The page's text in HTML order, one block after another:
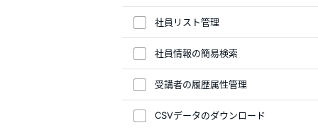
社員リスト管理
社員情報の簡易検索
受講者の履歴属性管理
CSVデータのダウンロード